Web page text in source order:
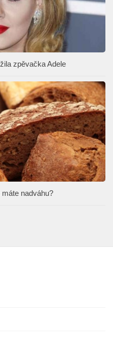
zpěvačka Adele
nadváhu?